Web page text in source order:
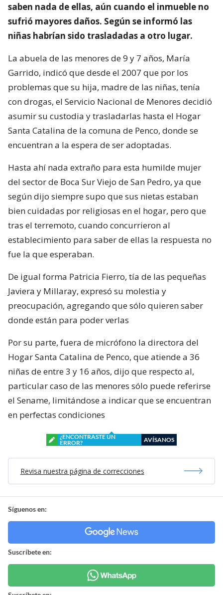
saben nada de ellas, aún cuando el inmueble no
sufrió mayores daños. Según se informó las
niñas habrían sido trasladadas a otro lugar.
La abuela de las menores de 9 y 7 años, María
Garrido, indicó que desde el 2007 que por los
problemas que su hija, madre de las niñas, tenía
con drogas, el Servicio Nacional de Menores decidió
asumir su custodia y trasladarlas hasta el Hogar
Santa Catalina de la comuna de Penco, donde se
encuentran a la espera de ser adoptadas.
Hasta ahí nada extraño para esta humilde mujer
del sector de Boca Sur Viejo de San Pedro, ya que
según dijo siempre supo que sus nietas estaban
bien cuidadas por religiosas en el hogar, pero que
tras el terremoto, cuando concurrieron al
establecimiento para saber de ellas la respuesta no
fue la que esperaban.
De igual forma Patricia Fierro, tía de las pequeñas
Javiera y Millaray, expresó su molestia y
preocupación, agregando que sólo quieren saber
donde están para poder verlas
Por su parte, fuera de micrófono la directora del
Hogar Santa Catalina de Penco, que atiende a 36
niñas de entre 3 y 16 años, dijo que respecto al,
particular caso de las menores sólo puede referirse
el Sename, limitándose a indicar que se encuentran
en perfectas condiciones
¿ENCONTRASTE UN
ERROR?
AVÍSANOS
Revisa nuestra página de correcciones
Síguenos en:
Suscríbete en: